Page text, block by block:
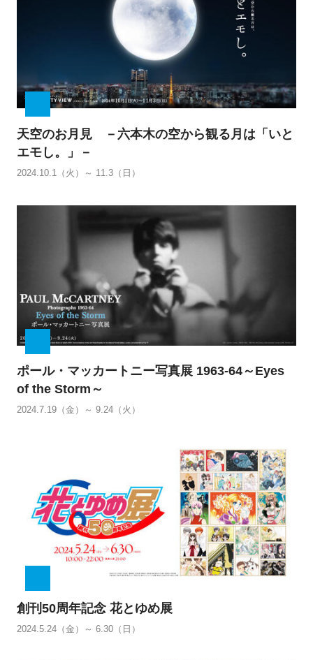
天空のお月見 －六本木の空から観る月は「いと
エモし。」－
2024.10.1（火）～ 11.3（日）
ポール・マッカートニー写真展 1963-64～Eyes
of the Storm～
2024.7.19（金）～ 9.24（火）
創刊50周年記念 花とゆめ展
2024.5.24（金）～ 6.30（日）